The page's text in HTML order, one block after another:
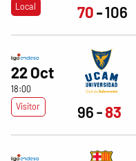
Local
70 106
22 Oct
18:00
Visitor
96 83